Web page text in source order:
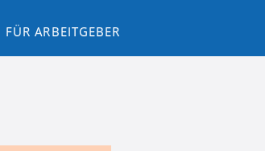
FÜR ARBEITGEBER